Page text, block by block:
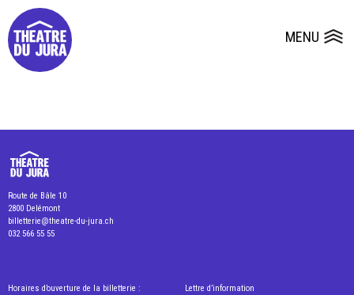
MENU
Presse
Salles
Dépôts de dossiers
Route de Bâle 10
2800 Delémont
billetterie@theatre-du-jura.ch
032 566 55 55
Horaires d’ouverture de la billetterie :
Lettre d’information